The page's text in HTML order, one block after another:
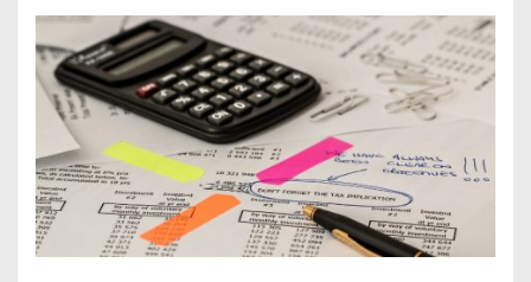
Mit
diesen
Regeln!